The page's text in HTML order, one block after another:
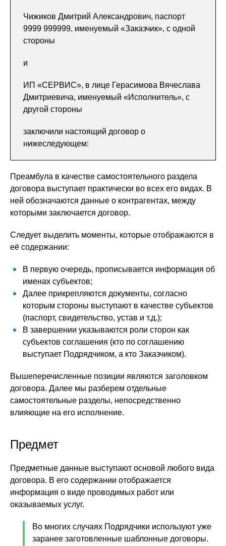
Чижиков Дмитрий Александрович, паспорт
9999 999999, именуемый «Заказчик», с одной
стороны
и
ИП «СЕРВИС», в лице Герасимова Вячеслава
Дмитриевича, именуемый «Исполнитель», с
другой стороны
заключили настоящий договор о
нижеследующем:
Преамбула в качестве самостоятельного раздела
договора выступает практически во всех его видах. В
ней обозначаются данные о контрагентах, между
которыми заключается договор.
Следует выделить моменты, которые отображаются в
её содержании:
В первую очередь, прописывается информация об
именах субъектов;
Далее прикрепляются документы, согласно
которым стороны выступают в качестве субъектов
(паспорт, свидетельство, устав и т.д.);
В завершении указываются роли сторон как
субъектов соглашения (кто по соглашению
выступает Подрядчиком, а кто Заказчиком).
Вышеперечисленные позиции являются заголовком
договора. Далее мы разберем отдельные
самостоятельные разделы, непосредственно
влияющие на его исполнение.
Предмет
Предметные данные выступают основой любого вида
договора. В его содержании отображается
информация о виде проводимых работ или
оказываемых услуг.
Во многих случаях Подрядчики используют уже
заранее заготовленные шаблонные договоры.